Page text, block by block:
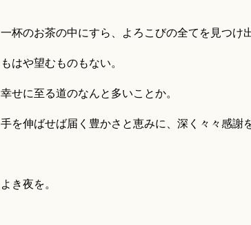
一杯のお茶の中にすら、よろこびの全てを見つけ
もはや望むものもない。
幸せに至る道のなんと多いことか。
手を伸ばせば届く豊かさと恵みに、深く々々感謝
よき夜を。